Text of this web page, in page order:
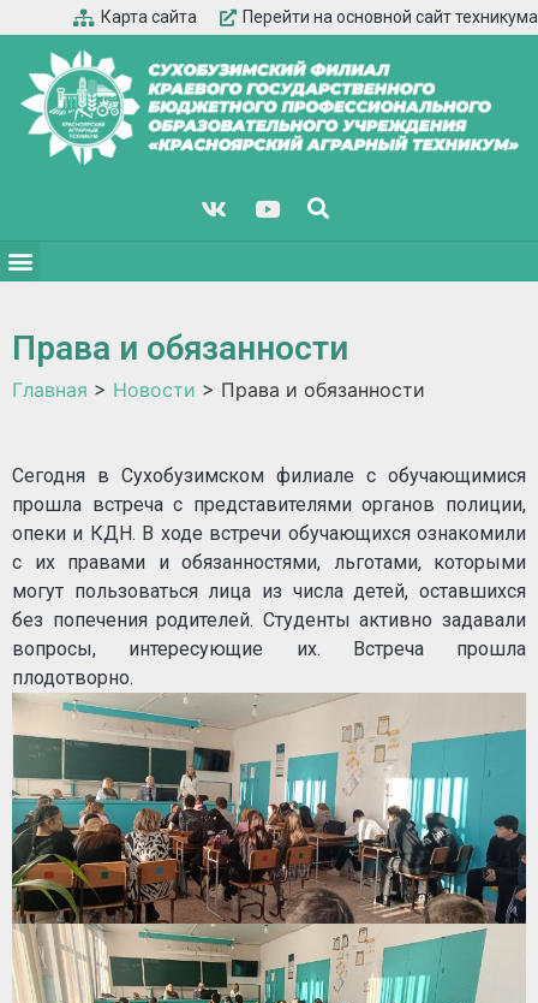
Карта сайта Перейти на основной сайт техникума
Права и обязанности
Главная > Новости > Права и обязанности
Сегодня в Сухобузимском филиале с обучающимися
прошла встреча с представителями органов полиции,
опеки и КДН. В ходе встречи обучающихся ознакомили
с их правами и обязанностями, льготами, которыми
могут пользоваться лица из числа детей, оставшихся
без попечения родителей. Студенты активно задавали
вопросы, интересующие их. Встреча прошла
плодотворно.